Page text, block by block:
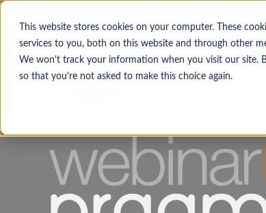
This website stores cookies on your computer. These
services to you, both on this website and through other
We won't track your information when you visit our site.
so that you're not asked to make this choice again.